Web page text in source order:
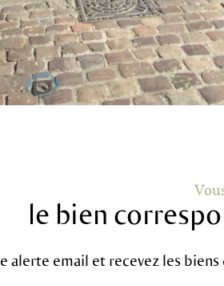
le bien
alerte email et recevez les